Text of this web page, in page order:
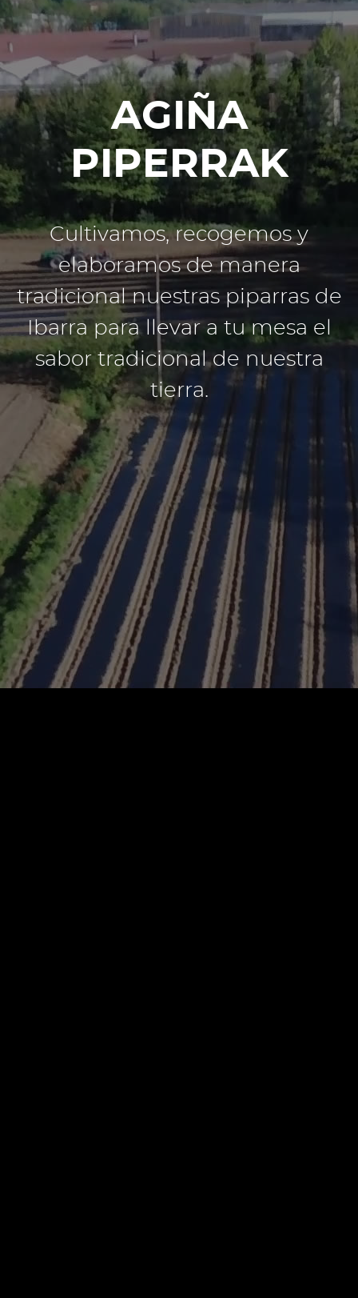
AGIÑA
PIPERRAK
Cultivamos, recogemos y
elaboramos de manera
tradicional nuestras piparras de
Ibarra para llevar a tu mesa el
sabor tradicional de nuestra
tierra.